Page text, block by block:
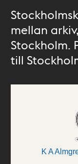
mellan
Stockholm.
till
K A